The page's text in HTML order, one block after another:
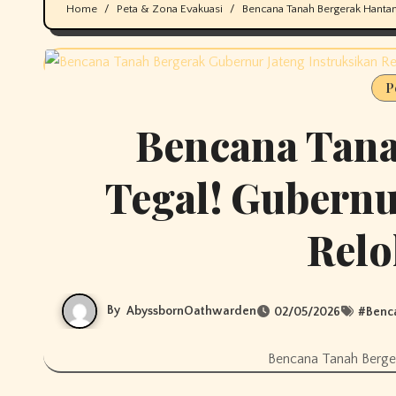
Home Peta & Zona Evakuasi Bencana Tanah Bergerak
Bencana
Tegal!
By AbyssbornOathwarden 02/05/2026 #
Bencana Tanah